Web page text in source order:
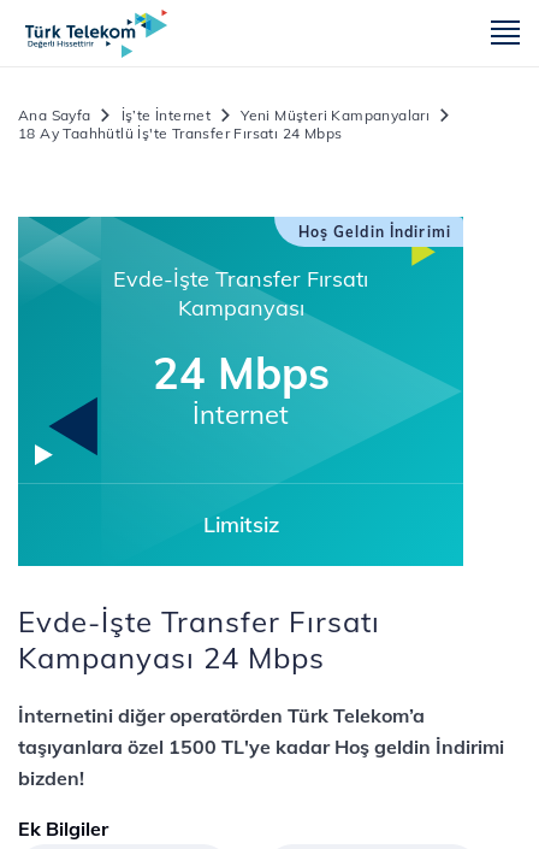
Ana Sayfa İş’te İnternet
Yeni Müşteri Kampanyaları
18 Ay Taahhütlü İş'te Transfer Fırsatı 24 Mbps
Hoş Geldin İndirimi
Evde-İşte Transfer Fırsatı
Kampanyası
24 Mbps
İnternet
Limitsiz
Evde-İşte Transfer Fırsatı
Kampanyası 24 Mbps
İnternetini diğer operatörden Türk Telekom’a
taşıyanlara özel 1500 TL'ye kadar Hoş geldin İndirimi
bizden!
Ek Bilgiler